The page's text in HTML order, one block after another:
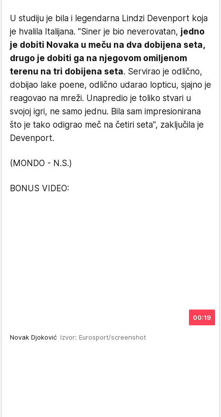
U studiju je bila i legendarna Lindzi Devenport koja
je hvalila Italijana. "Siner je bio neverovatan, jedno
je dobiti Novaka u meču na dva dobijena seta,
drugo je dobiti ga na njegovom omiljenom
terenu na tri dobijena seta. Servirao je odlično,
dobijao lake poene, odlično udarao lopticu, sjajno je
reagovao na mreži. Unapredio je toliko stvari u
svojoj igri, ne samo jednu. Bila sam impresionirana
što je tako odigrao meč na četiri seta", zaključila je
Devenport.
(MONDO - N.S.)
BONUS VIDEO:
00:19
Novak Djoković Izvor: Eurosport/screenshot